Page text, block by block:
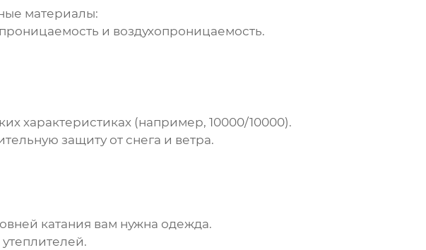
материалы:
и воздухопроницаемость.
характеристиках (например, 10000/10000).
защиту от снега и ветра.
катания вам нужна одежда.